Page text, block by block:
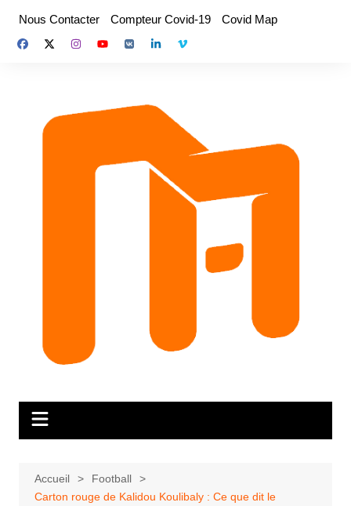
contenu
Nous Contacter Compteur Covid-19 Covid Map
Accueil
Football
Carton rouge de Kalidou Koulibaly : Ce que dit le